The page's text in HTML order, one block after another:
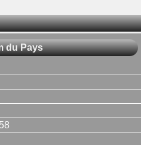
du Pays